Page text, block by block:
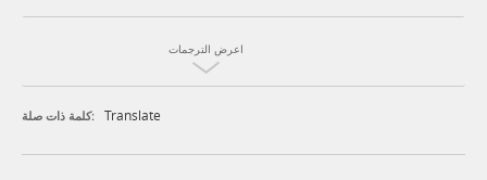
اعرض الترجمات
كلمة ذات صلة: Translate